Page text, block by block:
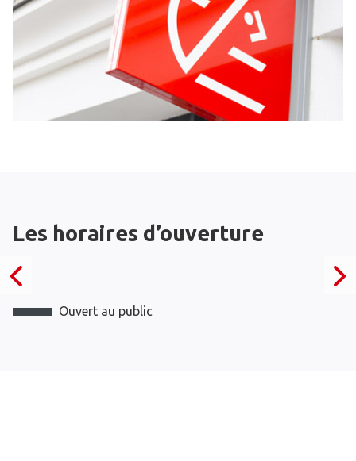
Les horaires d’ouverture
Ouvert au public